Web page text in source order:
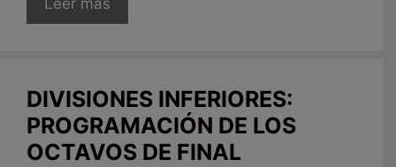
Leer más
DIVISIONES INFERIORES:
PROGRAMACIÓN DE LOS
OCTAVOS DE FINAL